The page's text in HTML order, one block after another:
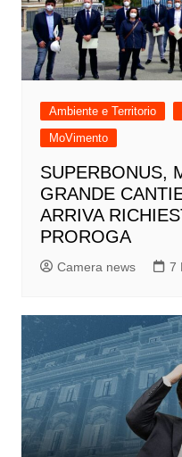
Ambiente e Territorio
MoVimento
SUPERBONUS,
GRANDE
ARRIVA
PROROGA
Camera news 7